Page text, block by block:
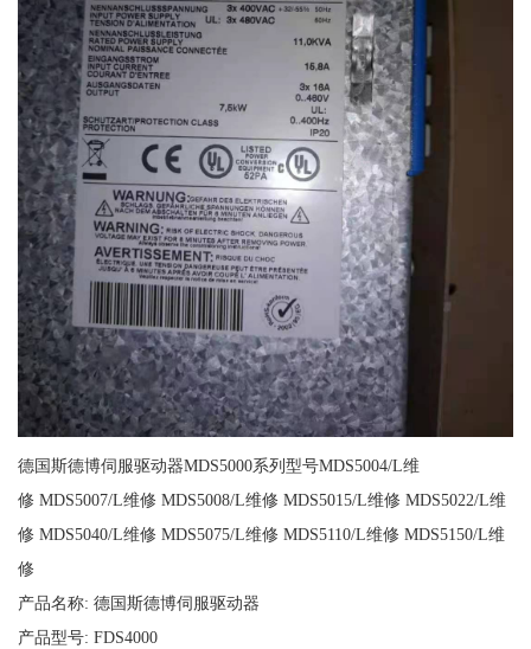
德国斯德博伺服驱动器MDS5000系列型号MDS5004/L维
修 MDS5007/L维修 MDS5008/L维修 MDS5015/L维修 MDS5022/L维
修 MDS5040/L维修 MDS5075/L维修 MDS5110/L维修 MDS5150/L维
修
产品名称: 德国斯德博伺服驱动器
产品型号: FDS4000